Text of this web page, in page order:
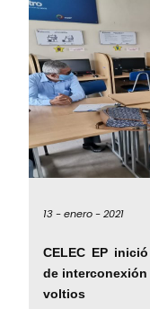
13 -enero -2021
CELEC EP
de interconexión
voltios